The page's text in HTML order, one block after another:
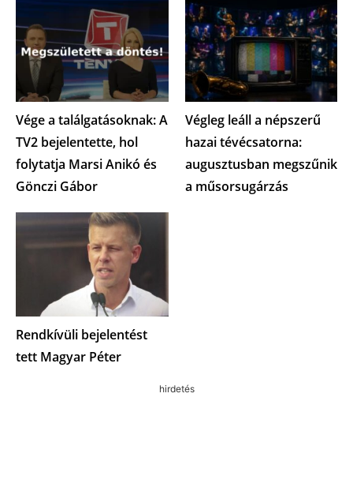
Vége a találgatásoknak: A
TV2 bejelentette, hol
folytatja Marsi Anikó és
Gönczi Gábor
Végleg leáll a népszerű
hazai tévécsatorna:
augusztusban megszűnik
a műsorsugárzás
Rendkívüli bejelentést
tett Magyar Péter
hirdetés